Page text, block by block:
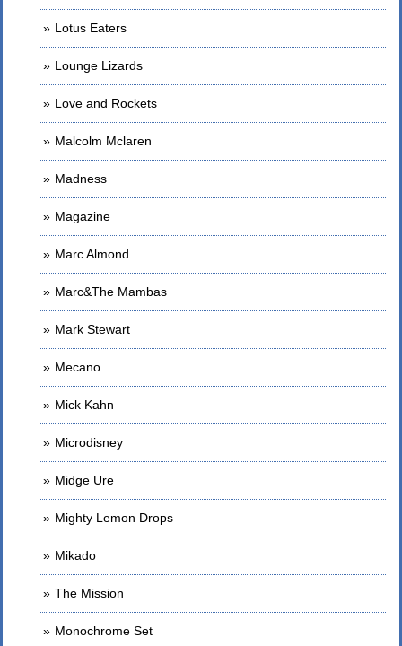
Lotus Eaters
Lounge Lizards
Love and Rockets
Malcolm Mclaren
Madness
Magazine
Marc Almond
Marc&The Mambas
Mark Stewart
Mecano
Mick Kahn
Microdisney
Midge Ure
Mighty Lemon Drops
Mikado
The Mission
Monochrome Set